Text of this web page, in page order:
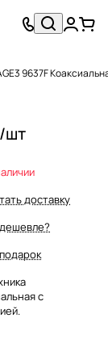
9637F
шт
доставку
с